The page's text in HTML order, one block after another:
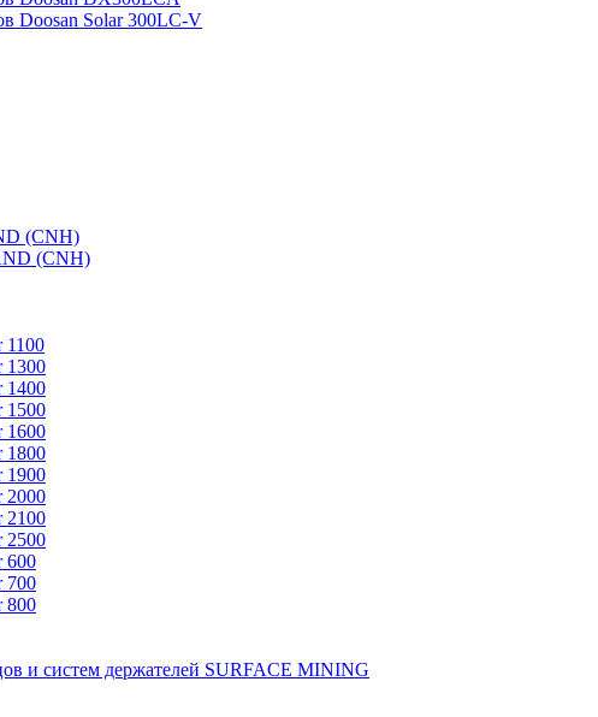
Doosan Solar 300LC-V
(CNH)
(CNH)
1100
1300
1400
1500
1600
1800
1900
2000
2100
2500
600
700
800
и систем держателей SURFACE MINING